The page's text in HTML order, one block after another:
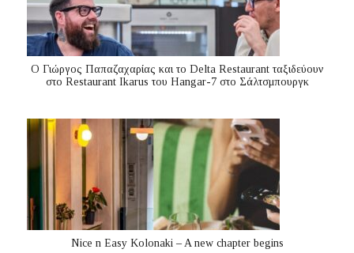
Ο Γιώργος Παπαζαχαρίας και το Delta Restaurant ταξιδεύουν
στο Restaurant Ikarus του Hangar-7 στο Σάλτσμπουργκ
Nice n Easy Kolonaki – A new chapter begins